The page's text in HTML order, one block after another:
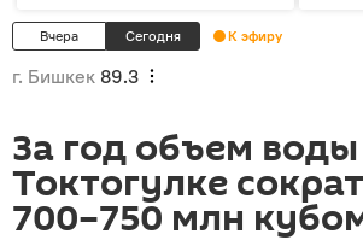
Вчера Сегодня К эфиру
г. Бишкек 89.3
За год объем
Токтогулке
700–750 млн